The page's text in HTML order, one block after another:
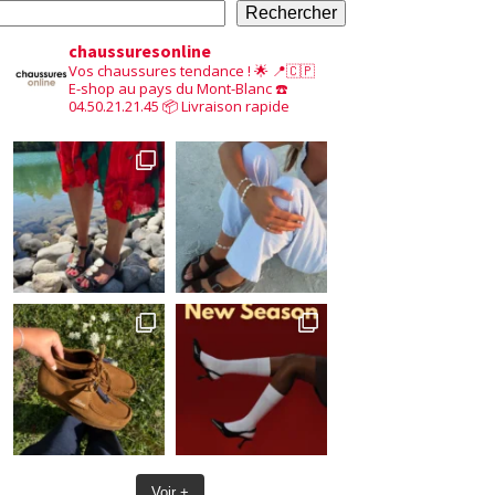
Rechercher
chaussuresonline
Vos chaussures tendance ! 🌟 📍🇨🇵
E-shop au pays du Mont-Blanc☎️
04.50.21.21.45 📦 Livraison rapide